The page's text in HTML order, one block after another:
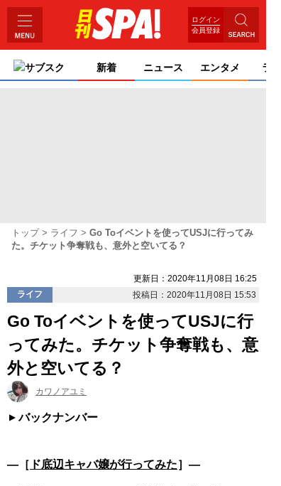
ログイン
会員登録
サブスク 新着 ニュース エンタメ ライ
トップ ライフ
Go Toイベントを使ってUSJに行ってみ
た。チケット争奪戦も、意外と空いてる？
更新日：2020年11月08日 16:25
ライフ
投稿日：2020年11月08日 15:53
Go Toイベントを使ってUSJに行
ってみた。チケット争奪戦も、意
外と空いてる？
カワノアユミ
バックナンバー
―［ ド底辺キャバ嬢が行ってみた］―